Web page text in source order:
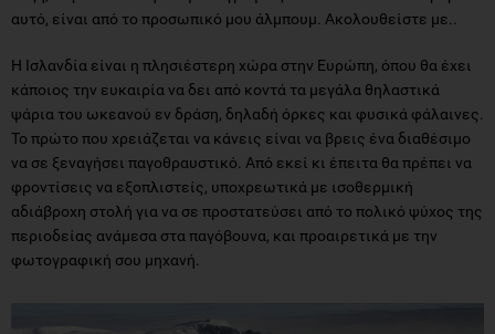
αυτό, είναι από το προσωπικό μου άλμπουμ. Ακολουθείστε με..
Η Ισλανδία είναι η πλησιέστερη χώρα στην Ευρώπη, όπου θα έχει
κάποιος την ευκαιρία να δει από κοντά τα μεγάλα θηλαστικά
ψάρια του ωκεανού εν δράση, δηλαδή όρκες και φυσικά φάλαινες.
Το πρώτο που χρειάζεται να κάνεις είναι να βρεις ένα διαθέσιμο
να σε ξεναγήσει παγοθραυστικό. Από εκεί κι έπειτα θα πρέπει να
φροντίσεις να εξοπλιστείς, υποχρεωτικά με ισοθερμική
αδιάβροχη στολή για να σε προστατεύσει από το πολικό ψύχος της
περιοδείας ανάμεσα στα παγόβουνα, και προαιρετικά με την
φωτογραφική σου μηχανή.